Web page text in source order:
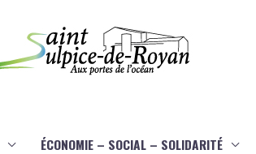
ÉCONOMIE – SOCIAL – SOLIDARITÉ